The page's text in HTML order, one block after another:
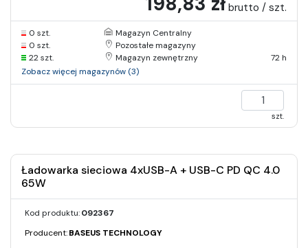
brutto / szt.
0 szt.
Magazyn Centralny
0 szt.
Pozostałe magazyny
22 szt.
Magazyn zewnętrzny
72 h
Zobacz więcej magazynów (3)
szt.
Ładowarka sieciowa 4xUSB-A + USB-C PD QC 4.0
65W
Kod produktu:092367
Producent:BASEUS TECHNOLOGY